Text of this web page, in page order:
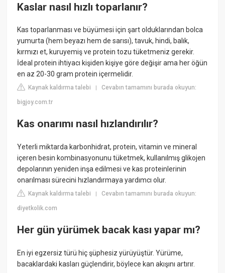
Kaslar nasıl hızlı toparlanır?
Kas toparlanması ve büyümesi için şart olduklarından bolca
yumurta (hem beyazı hem de sarısı), tavuk, hindi, balık,
kırmızı et, kuruyemiş ve protein tozu tüketmeniz gerekir.
İdeal protein ihtiyacı kişiden kişiye göre değişir ama her öğün
en az 20-30 gram protein içermelidir.
Kaynak kaldırma talebi |Cevabın tamamını burada okuyun:
bigjoy.com.tr
Kas onarımı nasıl hızlandırılır?
Yeterli miktarda karbonhidrat, protein, vitamin ve mineral
içeren besin kombinasyonunu tüketmek, kullanılmış glikojen
depolarının yeniden inşa edilmesi ve kas proteinlerinin
onarılması sürecini hızlandırmaya yardımcı olur.
Kaynak kaldırma talebi |Cevabın tamamını burada okuyun:
diyetkolik.com
Her gün yürümek bacak kası yapar mı?
En iyi egzersiz türü hiç şüphesiz yürüyüştür. Yürüme,
bacaklardaki kasları güçlendirir, böylece kan akışını artırır.